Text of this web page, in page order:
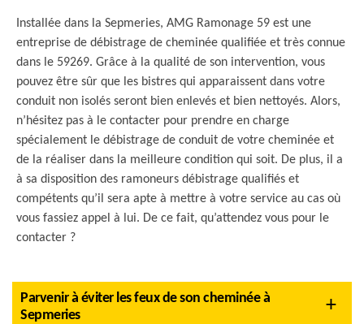
Installée dans la Sepmeries, AMG Ramonage 59 est une
entreprise de débistrage de cheminée qualifiée et très connue
dans le 59269. Grâce à la qualité de son intervention, vous
pouvez être sûr que les bistres qui apparaissent dans votre
conduit non isolés seront bien enlevés et bien nettoyés. Alors,
n’hésitez pas à le contacter pour prendre en charge
spécialement le débistrage de conduit de votre cheminée et
de la réaliser dans la meilleure condition qui soit. De plus, il a
à sa disposition des ramoneurs débistrage qualifiés et
compétents qu’il sera apte à mettre à votre service au cas où
vous fassiez appel à lui. De ce fait, qu’attendez vous pour le
contacter ?
Parvenir à éviter les feux de son cheminée à
Sepmeries